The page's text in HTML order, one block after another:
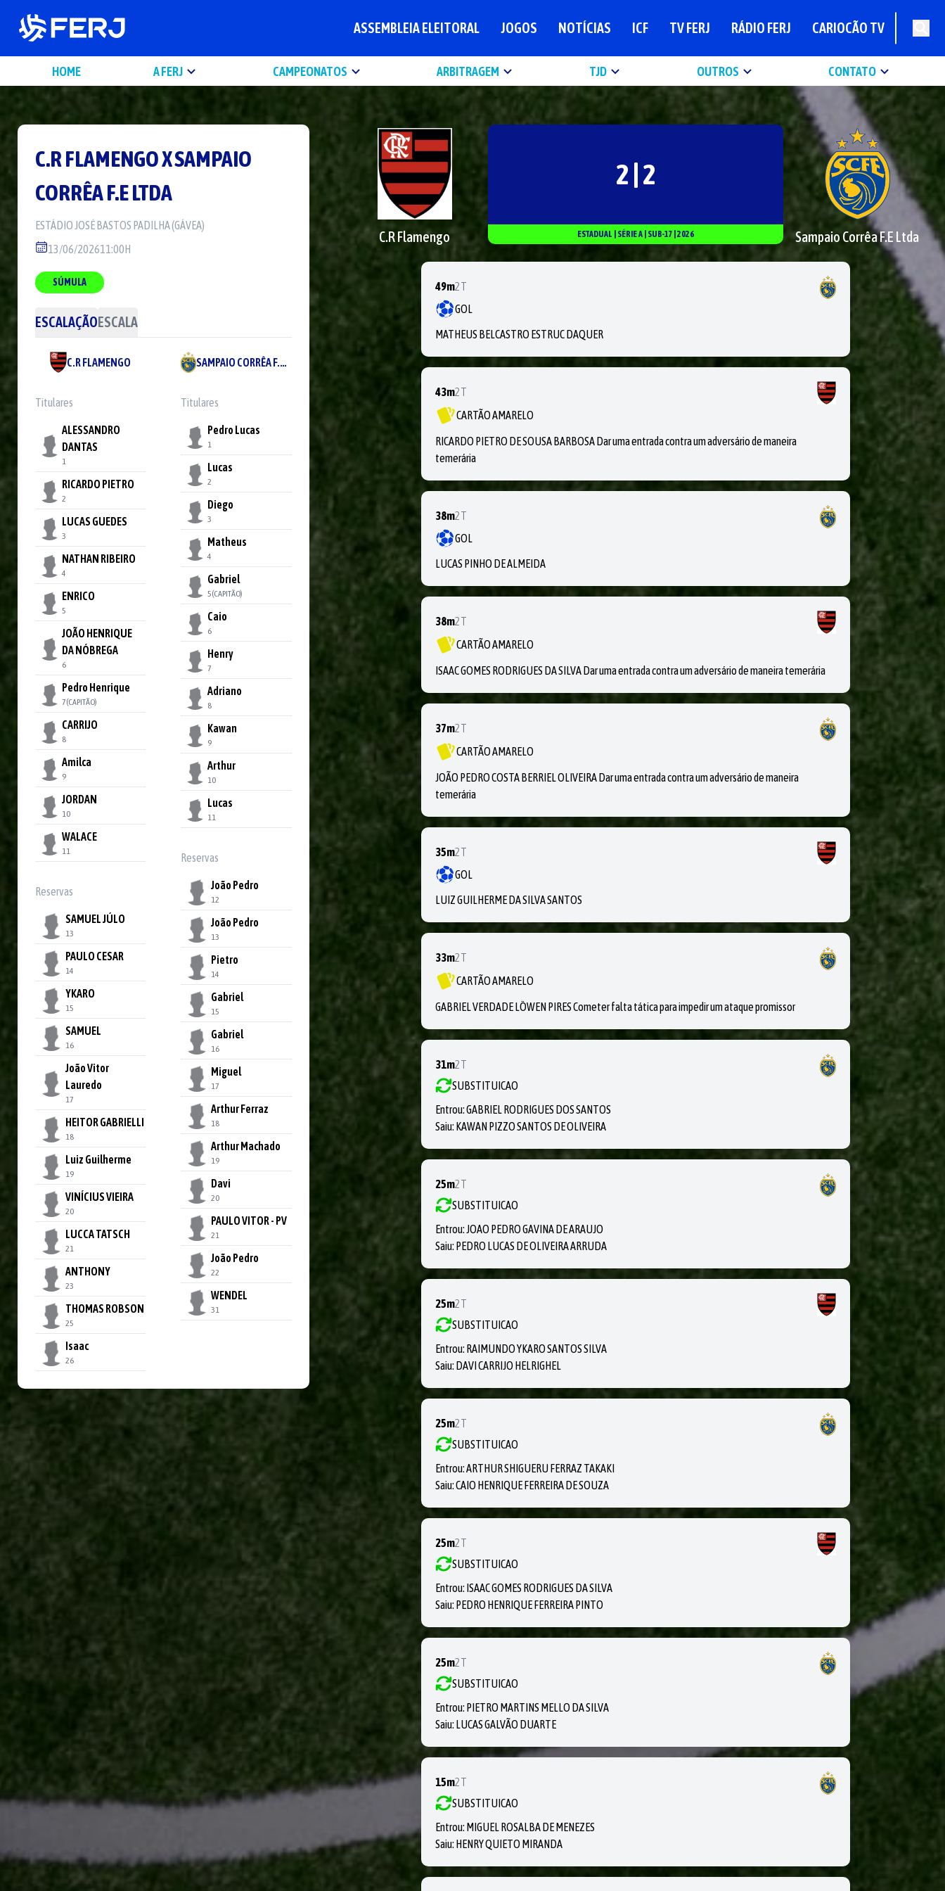
ASSEMBLEIA ELEITORAL JOGOS NOTÍCIAS ICF TV FERJ RÁDIO FERJ CARIOCÃO TV
HOME A FERJ CAMPEONATOS ARBITRAGEM TJD OUTROS CONTATO
C.R FLAMENGOXSAMPAIO
CORRÊA F.E LTDA
ESTÁDIO JOSÉ BASTOS PADILHA (GÁVEA)
13/06/202611:00H
SÚMULA
ESCALAÇÃOESCALA
C.R FLAMENGO
Titulares
ALESSANDRO
DANTAS
1
RICARDO PIETRO
2
LUCAS GUEDES
3
NATHAN RIBEIRO
4
ENRICO
5
JOÃO HENRIQUE
DA NÓBREGA
6
Pedro Henrique
7(CAPITÃO)
CARRIJO
8
Amilca
9
JORDAN
10
WALACE
11
Reservas
SAMUEL JÚLO
13
PAULO CESAR
14
YKARO
15
SAMUEL
16
João Vitor
Lauredo
17
HEITOR GABRIELLI
18
Luiz Guilherme
19
VINÍCIUS VIEIRA
20
LUCCA TATSCH
21
ANTHONY
23
THOMAS ROBSON
25
Isaac
26
SAMPAIO CORRÊA F.E LTDA
Titulares
Pedro Lucas
1
Lucas
2
Diego
3
Matheus
4
Gabriel
5(CAPITÃO)
Caio
6
Henry
7
Adriano
8
Kawan
9
Arthur
10
Lucas
11
Reservas
João Pedro
12
João Pedro
13
Pietro
14
Gabriel
15
Gabriel
16
Miguel
17
Arthur Ferraz
18
Arthur Machado
19
Davi
20
PAULO VITOR - PV
21
João Pedro
22
WENDEL
31
C.R Flamengo
2 | 2
ESTADUAL SÉRIEA SUB-17 2026 Sampaio Corrêa F.E Ltda
49m2T
GOL
MATHEUS BELCASTRO ESTRUC DAQUER
43m2T
CARTÃO AMARELO
RICARDO PIETRO DE SOUSA BARBOSA Dar uma entrada contra um adversário de maneira
temerária
38m2T
GOL
LUCAS PINHO DE ALMEIDA
38m2T
CARTÃO AMARELO
ISAAC GOMES RODRIGUES DA SILVA Dar uma entrada contra um adversário de maneira temerária
37m2T
CARTÃO AMARELO
JOÃO PEDRO COSTA BERRIEL OLIVEIRA Dar uma entrada contra um adversário de maneira
temerária
35m2T
GOL
LUIZ GUILHERME DA SILVA SANTOS
33m2T
CARTÃO AMARELO
GABRIEL VERDADE LÖWEN PIRES Cometer falta tática para impedir um ataque promissor
31m2T
SUBSTITUICAO
Entrou:GABRIEL RODRIGUES DOS SANTOS
Saiu: KAWAN PIZZO SANTOS DE OLIVEIRA
25m2T
SUBSTITUICAO
Entrou:JOAO PEDRO GAVINA DE ARAUJO
Saiu: PEDRO LUCAS DE OLIVEIRA ARRUDA
25m2T
SUBSTITUICAO
Entrou: RAIMUNDO YKARO SANTOS SILVA
Saiu: DAVI CARRIJO HELRIGHEL
25m2T
SUBSTITUICAO
Entrou:ARTHUR SHIGUERU FERRAZ TAKAKI
Saiu:CAIO HENRIQUE FERREIRA DE SOUZA
25m2T
SUBSTITUICAO
Entrou: ISAAC GOMES RODRIGUES DA SILVA
Saiu: PEDRO HENRIQUE FERREIRA PINTO
25m2T
SUBSTITUICAO
Entrou: PIETRO MARTINS MELLO DA SILVA
Saiu: LUCAS GALVÃO DUARTE
15m2T
SUBSTITUICAO
Entrou: MIGUEL ROSALBA DE MENEZES
Saiu: HENRY QUIETO MIRANDA